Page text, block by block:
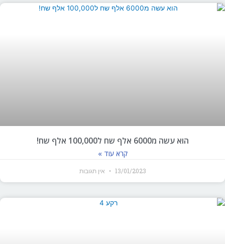
הוא עשה מ6000 אלף שח ל100,000 אלף שח!
קרא עוד »
13/01/2023 אין תגובות